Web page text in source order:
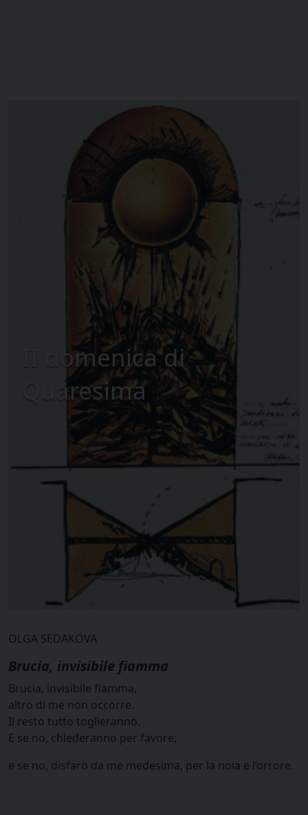
II domenica di
Quaresima
OLGA SEDAKOVA
Brucia, invisibile fiamma
Brucia, invisibile fiamma,
altro di me non occorre.
Il resto tutto toglieranno.
E se no, chiederanno per favore;
e se no, disfarò da me medesima, per la noia e l’orrore.